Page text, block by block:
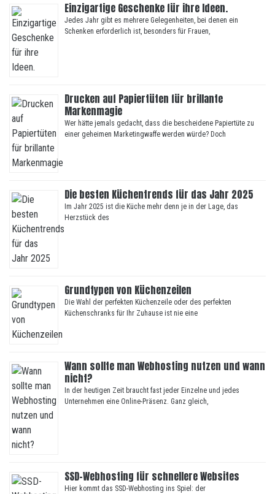
Einzigartige Geschenke für ihre Ideen.
Jedes Jahr gibt es mehrere Gelegenheiten, bei denen ein
Schenken erforderlich ist, besonders für Frauen,
Drucken auf Papiertüten für brillante
Markenmagie
Wer hätte jemals gedacht, dass die bescheidene Papiertüte zu
einer geheimen Marketingwaffe werden würde? Doch
Die besten Küchentrends für das Jahr 2025
Im Jahr 2025 ist die Küche mehr denn je in der Lage, das
Herzstück des
Grundtypen von Küchenzeilen
Die Wahl der perfekten Küchenzeile oder des perfekten
Küchenschranks für Ihr Zuhause ist nie eine
Wann sollte man Webhosting nutzen und wann
nicht?
In der heutigen Zeit braucht fast jeder Einzelne und jedes
Unternehmen eine Online-Präsenz. Ganz gleich,
SSD-Webhosting für schnellere Websites
Hier kommt das SSD-Webhosting ins Spiel: der